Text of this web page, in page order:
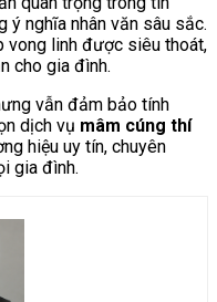
ý nghĩa nhân văn sâu sắc.
vong linh được siêu thoát,
cho gia đình.
vẫn đảm bảo tính
dịch vụ mâm cúng thí
hiệu uy tín, chuyên
gia đình.